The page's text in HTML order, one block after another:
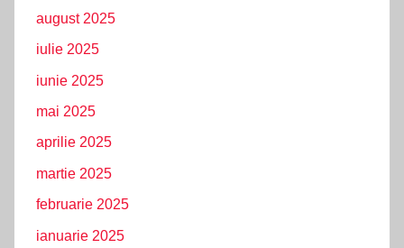
august 2025
iulie 2025
iunie 2025
mai 2025
aprilie 2025
martie 2025
februarie 2025
ianuarie 2025